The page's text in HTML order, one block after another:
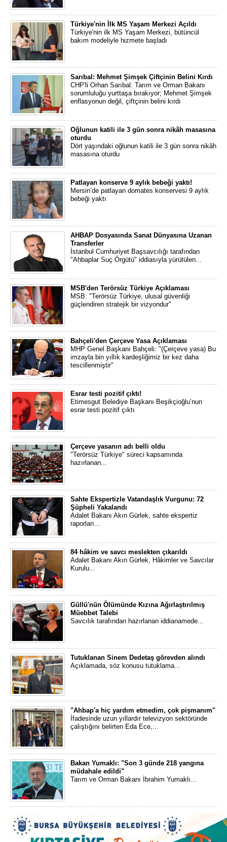
Türkiye'nin İlk MS Yaşam Merkezi Açıldı
Türkiye'nin ilk MS Yaşam Merkezi, bütüncül
bakım modeliyle hizmete başladı
Sarıbal: Mehmet Şimşek Çiftçinin Belini Kırdı
CHP'li Orhan Sarıbal: Tarım ve Orman Bakanı
sorumluluğu yurttaşa bırakıyor; Mehmet Şimşek
enflasyonun değil, çiftçinin belini kırdı
Oğlunun katili ile 3 gün sonra nikâh masasına
oturdu
Dört yaşındaki oğlunun katili ile 3 gün sonra nikâh
masasına oturdu
Patlayan konserve 9 aylık bebeği yaktı!
Mersin’de patlayan domates konservesi 9 aylık
bebeği yaktı
AHBAP Dosyasında Sanat Dünyasına Uzanan
Transferler
İstanbul Cumhuriyet Başsavcılığı tarafından
"Ahbaplar Suç Örgütü" iddiasıyla yürütülen...
MSB'den Terörsüz Türkiye Açıklaması
MSB: "Terörsüz Türkiye, ulusal güvenliği
güçlendiren stratejik bir vizyondur"
Bahçeli'den Çerçeve Yasa Açıklaması
MHP Genel Başkanı Bahçeli: "(Çerçeve yasa) Bu
imzayla bin yıllık kardeşliğimiz bir kez daha
tescillenmiştir"
Esrar testi pozitif çıktı!
Etimesgut Belediye Başkanı Beşikçioğlu’nun
esrar testi pozitif çıktı
Çerçeve yasanın adı belli oldu
"Terörsüz Türkiye" süreci kapsamında
hazırlanan...
Sahte Ekspertizle Vatandaşlık Vurgunu: 72
Şüpheli Yakalandı
Adalet Bakanı Akın Gürlek, sahte ekspertiz
raporları...
84 hâkim ve savcı meslekten çıkarıldı
Adalet Bakanı Akın Gürlek, Hâkimler ve Savcılar
Kurulu...
Güllü'nün Ölümünde Kızına Ağırlaştırılmış
Müebbet Talebi
Savcılık tarafından hazırlanan iddianamede...
Tutuklanan Sinem Dedetaş görevden alındı
Açıklamada, söz konusu tutuklama...
"Ahbap'a hiç yardım etmedim, çok pişmanım"
İfadesinde uzun yıllardır televizyon sektöründe
çalıştığını belirten Eda Ece,...
Bakan Yumaklı: "Son 3 günde 218 yangına
müdahale edildi"
Tarım ve Orman Bakanı İbrahim Yumaklı...